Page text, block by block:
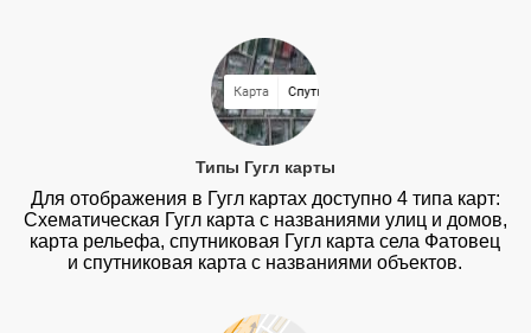
Типы Гугл карты
Для отображения в Гугл картах доступно 4 типа карт:
Схематическая Гугл карта с названиями улиц и домов,
карта рельефа, спутниковая Гугл карта села Фатовец
и спутниковая карта с названиями объектов.